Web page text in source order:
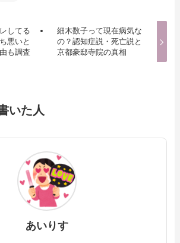
してる
悪いと
も調査
細木数子って現在病気な
の？認知症説・死亡説と
京都豪邸寺院の真相
いた人
あいりす